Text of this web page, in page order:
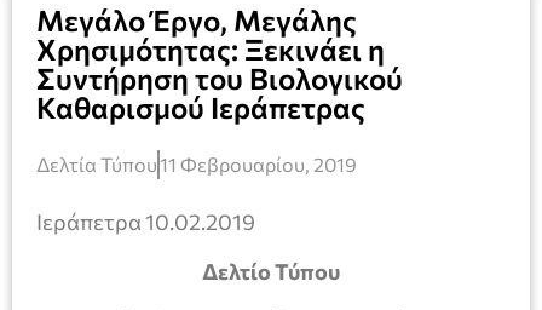
Μεγάλο Έργο, Μεγάλης
Χρησιμότητας: Ξεκινάει η
Συντήρηση του Βιολογικού
Καθαρισμού Ιεράπετρας
Δελτία Τύπου11 Φεβρουαρίου, 2019
Ιεράπετρα 10.02.2019
Δελτίο Τύπου